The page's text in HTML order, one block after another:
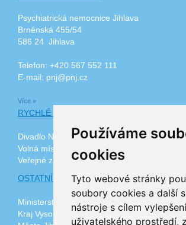
Používáme
cookies
Tyto webové stránky
soubory cookies a další
nástroje s cílem vylepšení
uživatelského prostředí,
Psychiatrická nemocnice Jihlava
Brněnská 455/54
586 24 Jihlava
Telefon: +420 567 552 111
E-mail: pnj@pnj.cz
Více »
RYCHLÉ ODKAZY
Divadlo Na Kopečku
Volná místa
Veřejné zakázky
OSTATNÍ ODKAZY
Ministerstvo zdravotnictví ČR
Kraj Vysočina